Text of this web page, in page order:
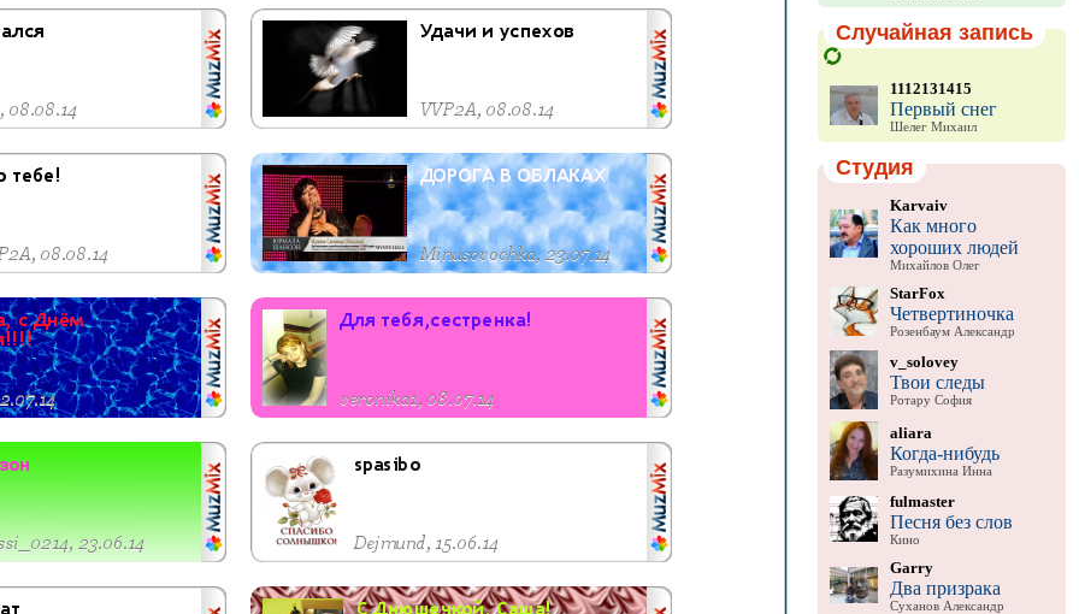
Случайная запись
1112131415
Первый снег
Шелег Михаил
Студия
Karvaiv
Как много
хороших людей
Михайлов Олег
StarFox
Четвертиночка
Розенбаум Александр
v_solovey
Твои следы
Ротару София
aliara
Когда-нибудь
Разумихина Инна
fulmaster
Песня без слов
Кино
Garry
Два призрака
Суханов Александр